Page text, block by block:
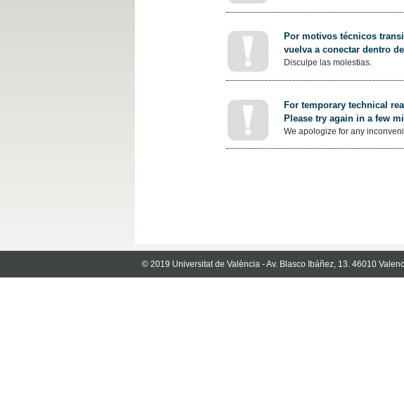
Por motivos técnicos
vuelva a conectar dentro
Disculpe las molestias.
For temporary technical
Please try again in a few
We apologize for any
© 2019 Universitat de València - Av. Blasco Ibáñez, 13. 46010